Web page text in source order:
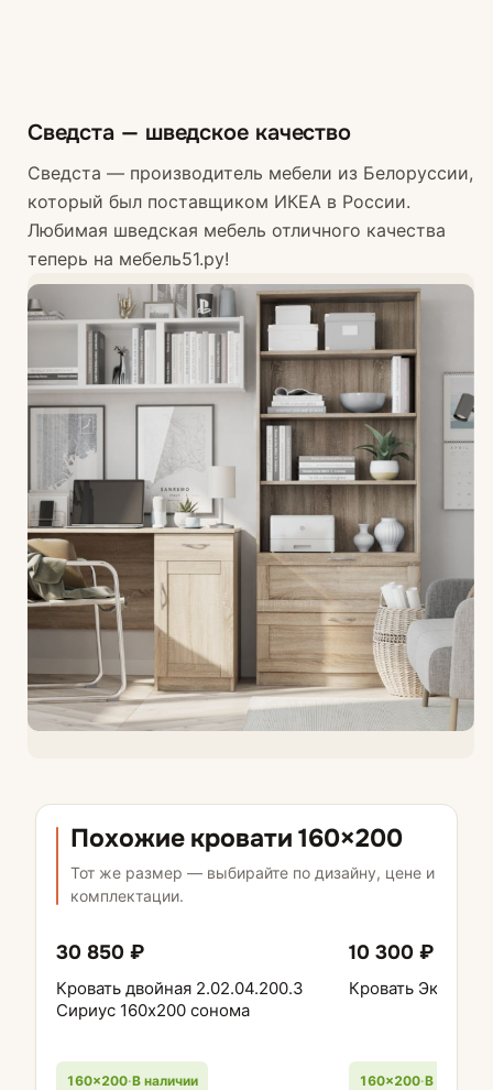
Сведста — шведское качество
Сведста — производитель мебели из Белоруссии,
который был поставщиком ИКЕА в России.
Любимая шведская мебель отличного качества
теперь на мебель51.ру!
Похожие кровати 160×200
Тот же размер — выбирайте по дизайну, цене и
комплектации.
30 850 ₽
Кровать двойная 2.02.04.200.3
Сириус 160х200 сонома
160×200·В наличии
10 300 ₽
Кровать Эко 1,6
160×200·В наличии